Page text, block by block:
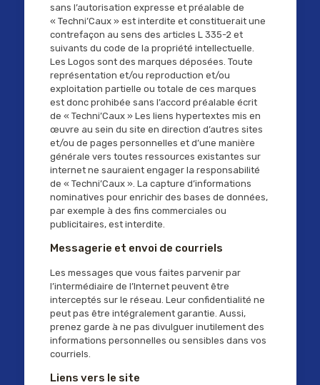
sans l’autorisation expresse et préalable de
« Techni’Caux » est interdite et constituerait une
contrefaçon au sens des articles L 335-2 et
suivants du code de la propriété intellectuelle.
Les Logos sont des marques déposées. Toute
représentation et/ou reproduction et/ou
exploitation partielle ou totale de ces marques
est donc prohibée sans l’accord préalable écrit
de « Techni’Caux » Les liens hypertextes mis en
œuvre au sein du site en direction d’autres sites
et/ou de pages personnelles et d’une manière
générale vers toutes ressources existantes sur
internet ne sauraient engager la responsabilité
de « Techni’Caux ». La capture d’informations
nominatives pour enrichir des bases de données,
par exemple à des fins commerciales ou
publicitaires, est interdite.
Messagerie et envoi de courriels
Les messages que vous faites parvenir par
l’intermédiaire de l’Internet peuvent être
interceptés sur le réseau. Leur confidentialité ne
peut pas être intégralement garantie. Aussi,
prenez garde à ne pas divulguer inutilement des
informations personnelles ou sensibles dans vos
courriels.
Liens vers le site